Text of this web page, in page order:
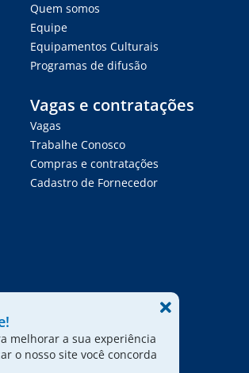
Quem somos
Equipe
Equipamentos Culturais
Programas de difusão
Vagas e contratações
Vagas
Trabalhe Conosco
Compras e contratações
Cadastro de Fornecedor
melhorar a sua experiência
o nosso site você concorda